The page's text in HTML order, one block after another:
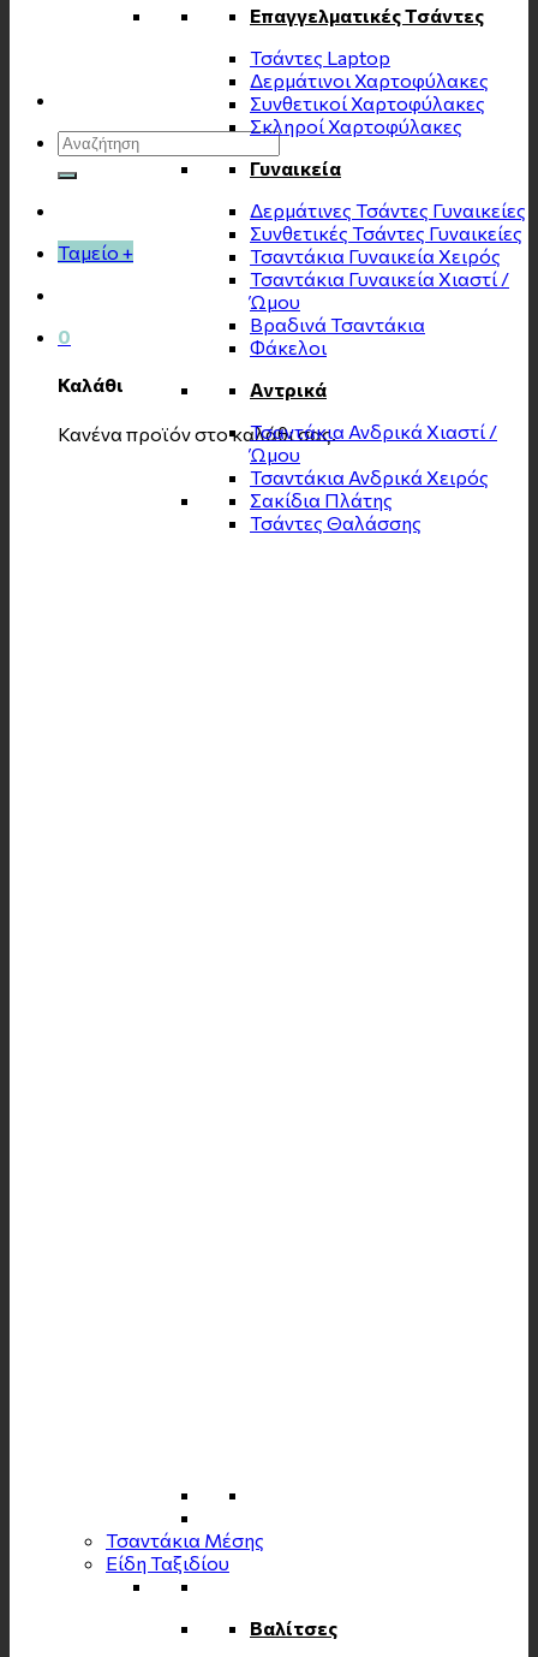
Αναζήτηση
για:
Ταμείο +
0
Καλάθι
Κανένα προϊόν στο καλάθι σας.
Επαγγελματικές Τσάντες
Τσάντες Laptop
Δερμάτινοι Χαρτοφύλακες
Συνθετικοί Χαρτοφύλακες
Σκληροί Χαρτοφύλακες
Γυναικεία
Δερμάτινες Τσάντες Γυναικείες
Συνθετικές Τσάντες Γυναικείες
Τσαντάκια Γυναικεία Χειρός
Τσαντάκια Γυναικεία Χιαστί /
Ώμου
Βραδινά Τσαντάκια
Φάκελοι
Αντρικά
Τσαντάκια Ανδρικά Χιαστί /
Ώμου
Τσαντάκια Ανδρικά Χειρός
Σακίδια Πλάτης
Τσάντες Θαλάσσης
Τσαντάκια Μέσης
Είδη Ταξιδίου
Βαλίτσες